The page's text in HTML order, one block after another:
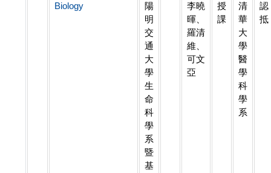
Biology
陽
明
交
通
大
學
生
命
科
學
系
暨
基
李曉
暉、
羅清
維、
可文
亞
授
課
清
華
大
學
醫
學
科
學
系
認
抵